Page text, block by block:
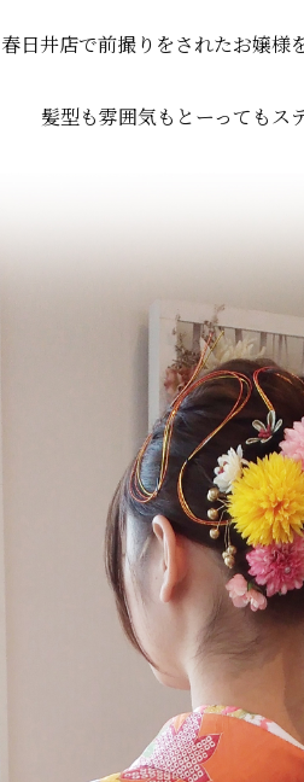
春日井店で前撮りをされたお嬢様
髪型も雰囲気もとーってもス